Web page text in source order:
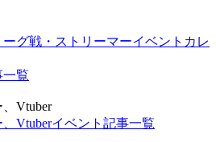
グ戦・ストリーマーイベントカレ
一覧
Vtuber
Vtuberイベント記事一覧